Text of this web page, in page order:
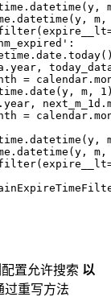
:
=
m,
1
=
置允许搜索 以
过重写方法